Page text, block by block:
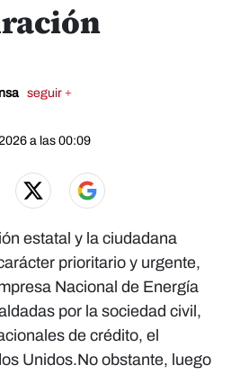
seguir +
a las 00:09
estatal y la ciudadana
prioritario y urgente,
Nacional de Energía
por la sociedad civil,
de crédito, el
Unidos.No obstante, luego